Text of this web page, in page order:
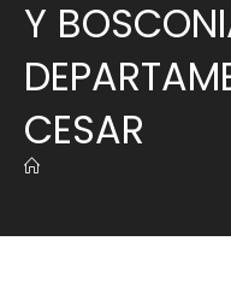
Y
CESAR